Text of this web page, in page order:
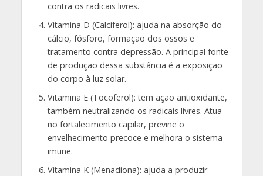
contra os radicais livres.
Vitamina D (Calciferol): ajuda na absorção do
cálcio, fósforo, formação dos ossos e
tratamento contra depressão. A principal fonte
de produção dessa substância é a exposição
do corpo à luz solar.
Vitamina E (Tocoferol): tem ação antioxidante,
também neutralizando os radicais livres. Atua
no fortalecimento capilar, previne o
envelhecimento precoce e melhora o sistema
imune.
Vitamina K (Menadiona): ajuda a produzir